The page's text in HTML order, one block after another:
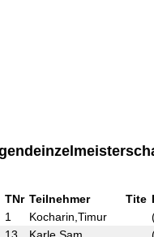
TNr Teilnehmer Tite
1 Kocharin,Timur
13 Karle,Sam